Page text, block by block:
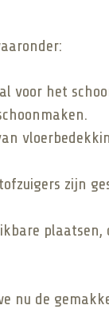
voor het
zijn
nu de